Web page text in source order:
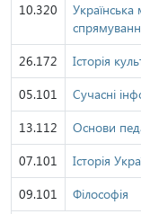
10.320
26.172 Історія
05.101
Сучасні
13.112
Основи
07.101
Історія
09.101
Філософія